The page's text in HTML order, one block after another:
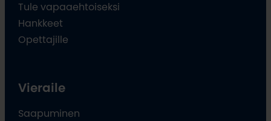
Tule vapaaehtoiseksi
Hankkeet
Opettajille
Vieraile
Saapuminen